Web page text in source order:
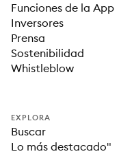
Funciones de la App
Inversores
Prensa
Sostenibilidad
Whistleblow
EXPLORA
Buscar
Lo más destacado"